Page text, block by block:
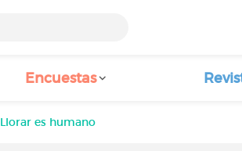
Encuestas
Llorar es humano